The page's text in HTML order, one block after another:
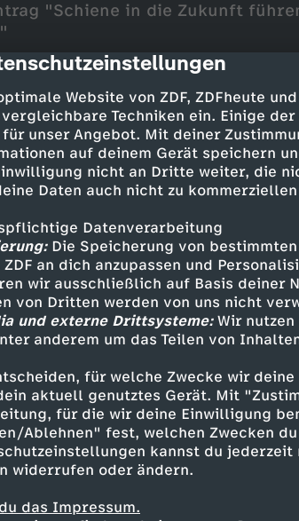
description
Website von ZDF, ZDFheute
Techniken ein. Einige
unser Angebot. Mit deiner
auf deinem Gerät speichern
nicht an Dritte weiter, die
Daten auch nicht zu
Datenverarbeitung
Die Speicherung von
an dich anzupassen und
wir ausschließlich auf Basis deiner
von Dritten werden von uns nicht
und externe Drittsysteme:Wir nutzen
anderem um das Teilen von
für welche Zwecke wir
aktuell genutztes Gerät. Mit
für die wir deine Einwilligung
Ablehnen" fest, welchen Zwecken
kannst du
widerrufen oder ändern.
das Impressum.
"Schiene in die Zukunft
Inhalte entdecken
Livestream informativ